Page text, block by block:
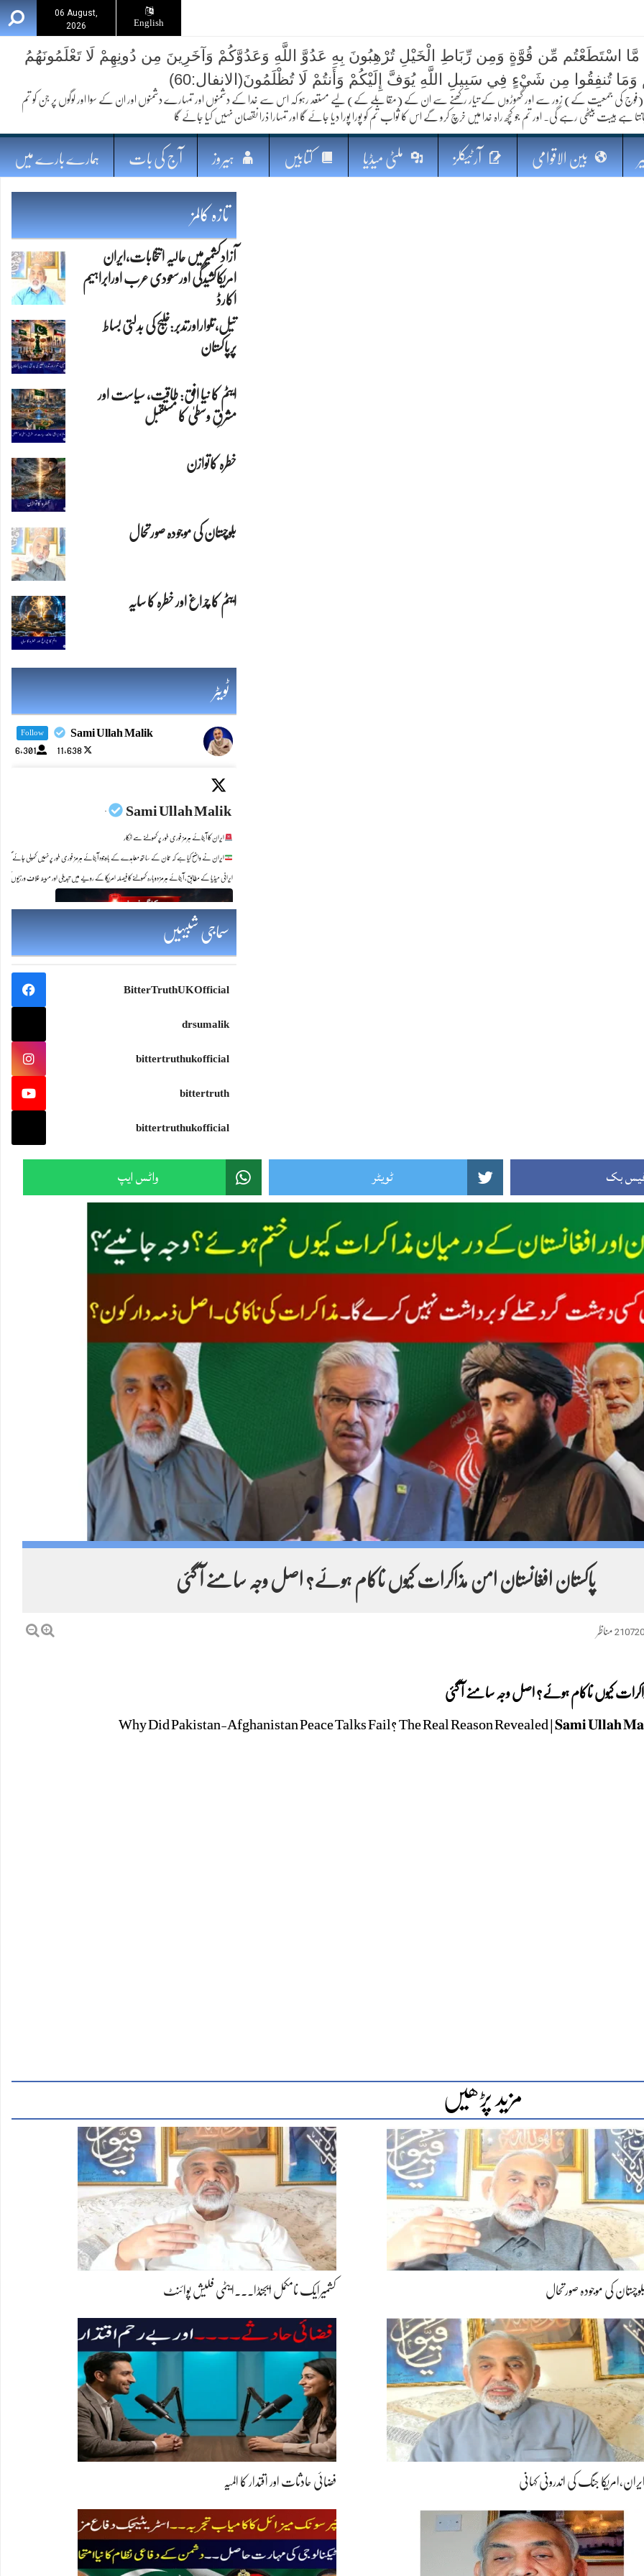
06 August,
2026
English
مستقبل
مَّا اسْتَطَعْتُم مِّن قُوَّةٍ وَمِن رِّبَاطِ الْخَيْلِ تُرْهِبُونَ بِهِ عَدُوَّ اللَّهِ وَعَدُوَّكُمْ وَآخَرِينَ مِن دُونِهِمْ لَا تَعْلَمُونَهُمُ
وَمَا تُنفِقُوا مِن شَيْءٍ فِي سَبِيلِ اللَّهِ يُوَفَّ إِلَيْكُمْ وَأَنتُمْ لَا تُظْلَمُونَ(الانفال:60)
کی جمعیت کے) زور سے اور گھوڑوں کے تیار رکھنے سے ان کے (مقابلے کے) لیے مستعد رہو کہ اس سے خدا کے دشمنوں اور تمہارے دشمنوں اور ان کے سوا اور لوگوں پر جن کو تم
ہے ہیبت بیٹھی رہے گی۔ اور تم جو کچھ راہ خدا میں خرچ کرو گے اس کا ثواب تم کو پورا پورا دیا جائے گا اور تمہارا ذرا نقصان نہیں کیا جائے گا
بین الاقوامی آرٹیکلز ملٹی میڈیا کتابیں ہیروز آج کی بات ہمارے بارے میں
تازہ کالمز
ایٹم کا چراغ اور خطرہ کا سایہ
آزادکشمیرمیں حالیہ انتخابات،ایران
امریکاکشیدگی اورسعودی عرب اورابراہیم
اکارڈ
تیل،تلواراورتدبر:خلیج کی بدلتی بساط
پرپاکستان
ایٹم کا نیا افق: طاقت، سیاست اور
مشرقِ وسطیٰ کا مستقبل
خطرہ کاتوازن
بلوچستان کی موجودہ صورتحال
ٹویٹر
Sami Ullah Malik
Follow
11,638
6,301
Sami Ullah Malik
·
ایران کا آبنائے ہرمز فوری طور پر کھولنے سے انکار
ایران نے واضح کیا ہے کہ عمان کے ساتھ معاہدے کے باوجود آبنائے ہرمز فوری طور پر نہیں کھولی جائے گی۔
ایرانی میڈیا کے مطابق، آبنائے ہرمز دوبارہ کھولنے کا فیصلہ امریکا کے رویے میں تبدیلی اور مبینہ خلاف ورزیوں کی
Russia launched 39 missiles at Ukraine.
Twitter feed video.
academic: “Your army is killing innocent children.” Israeli general: “No, we didn’t.”
سماجی شبیہیں
BitterTruthUKOfficial
drsumalik
bittertruthukofficial
bittertruth
bittertruthukofficial
بک ٹویٹر واٹس ایپ
پاکستان افغانستان امن مذاکرات کیوں ناکام ہوئے؟ اصل وجہ سامنے آ گئی
مناظر
کیوں ناکام ہوئے؟ اصل وجہ سامنے آ گئی
Why Did Pakistan-Afghanistan Peace Talks Fail? The Real Reason Revealed | 𝐒𝐚𝐦𝐢 𝐔𝐥𝐥𝐚𝐡
مزید پڑھیں
کی موجودہ صورتحال کشمیرایک نامکمل ایجنڈا۔۔۔ایٹمی فلیش پوائنٹ
جنگ کی اندرونی کہانی فضائی حادثات اور اقتدار کا المیہ